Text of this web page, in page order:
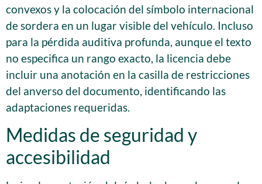
convexos y la colocación del símbolo internacional
de sordera en un lugar visible del vehículo. Incluso
para la pérdida auditiva profunda, aunque el texto
no especifica un rango exacto, la licencia debe
incluir una anotación en la casilla de restricciones
del anverso del documento, identificando las
adaptaciones requeridas.
Medidas de seguridad y
accesibilidad